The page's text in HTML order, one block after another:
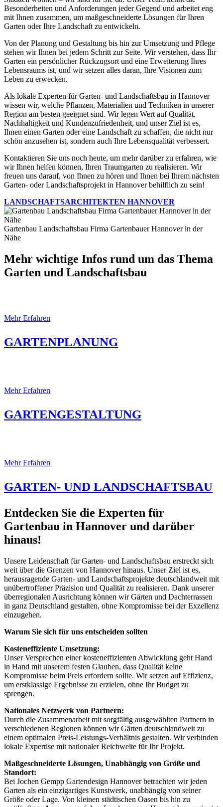
Besonderheiten und Anforderungen jeder Gegend und arbeitet eng
mit Ihnen zusammen, um maßgeschneiderte Lösungen für Ihren
Garten oder Ihre Landschaft zu entwickeln.
Von der Planung und Gestaltung bis hin zur Umsetzung und Pflege
stehen wir Ihnen bei jedem Schritt zur Seite. Wir verstehen, dass Ihr
Garten ein persönlicher Rückzugsort und eine Erweiterung Ihres
Lebensraums ist, und wir setzen alles daran, Ihre Visionen zum
Leben zu erwecken.
Als lokale Experten für Garten- und Landschaftsbau in Hannover
wissen wir, welche Pflanzen, Materialien und Techniken in unserer
Region am besten geeignet sind. Wir legen Wert auf Qualität,
Nachhaltigkeit und Kundenzufriedenheit, und unser Ziel ist es,
Ihnen einen Garten oder eine Landschaft zu schaffen, die nicht nur
schön anzusehen ist, sondern auch Ihre Lebensqualität verbessert.
Kontaktieren Sie uns noch heute, um mehr darüber zu erfahren, wie
wir Ihnen helfen können, Ihren Traumgarten zu realisieren. Wir
freuen uns darauf, von Ihnen zu hören und Ihnen bei Ihrem nächsten
Garten- oder Landschaftsprojekt in Hannover behilflich zu sein!
LANDSCHAFTSARCHITEKTEN HANNOVER
Gartenbau Landschaftsbau Firma Gartenbauer Hannover in der
Nähe
Mehr wichtige Infos rund um das Thema
Garten und Landschaftsbau
Mehr Erfahren
GARTENPLANUNG
Mehr Erfahren
GARTENGESTALTUNG
Mehr Erfahren
GARTEN- UND LANDSCHAFTSBAU
Entdecken Sie die Experten für
Gartenbau in Hannover und darüber
hinaus!
Unsere Leidenschaft für Garten- und Landschaftsbau erstreckt sich
weit über die Grenzen von Hannover hinaus. Unser Ziel ist es,
herausragende Garten- und Landschaftsprojekte deutschlandweit mit
unübertroffener Präzision und Qualität zu realisieren. Dank unserer
überregionalen Ausrichtung können wir Gärten und Dachterrassen
in ganz Deutschland gestalten, ohne Kompromisse bei der Exzellenz
einzugehen.
Warum Sie sich für uns entscheiden sollten
Kosteneffiziente Umsetzung:
Unser Versprechen einer kosteneffizienten Abwicklung geht Hand
in Hand mit unserem festen Glauben, dass Qualität keine
Kompromisse beim Preis erfordern sollte. Wir setzen auf Effizienz,
um erstklassige Ergebnisse zu erzielen, ohne Ihr Budget zu
sprengen.
Nationales Netzwerk von Partnern:
Durch die Zusammenarbeit mit sorgfältig ausgewählten Partnern in
verschiedenen Regionen können wir Gärten deutschlandweit zu
einem optimalen Preis-Leistungs-Verhältnis gestalten. Wir verbinden
lokale Expertise mit nationaler Reichweite für Ihr Projekt.
Maßgeschneiderte Lösungen, Unabhängig von Größe und
Standort:
Bei Jochen Gempp Gartendesign Hannover betrachten wir jeden
Garten als ein einzigartiges Kunstwerk, unabhängig von seiner
Größe oder Lage. Von kleinen städtischen Oasen bis hin zu